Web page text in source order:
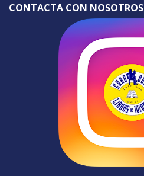
CONTACTA CON NOSOTROS